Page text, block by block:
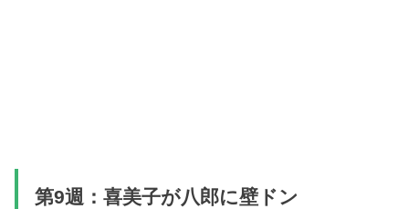
第9週：喜美子が八郎に壁ドン